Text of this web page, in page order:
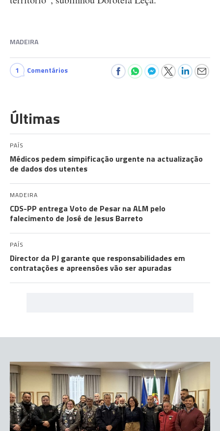
MADEIRA
1 Comentários
Últimas
PAÍS
Médicos pedem simpificação urgente na actualização
de dados dos utentes
MADEIRA
CDS-PP entrega Voto de Pesar na ALM pelo
falecimento de José de Jesus Barreto
PAÍS
Director da PJ garante que responsabilidades em
contratações e apreensões vão ser apuradas